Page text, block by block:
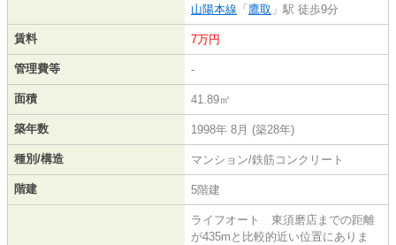
山陽本線 「鷹取 」駅 徒歩9分
賃料 7万円
管理費等 -
面積 41.89㎡
築年数 1998年 8月 (築28年)
種別/構造 マンション/鉄筋コンクリート
階建 5階建
ライフオート 東須磨店までの距離
が435mと比較的近い位置にありま